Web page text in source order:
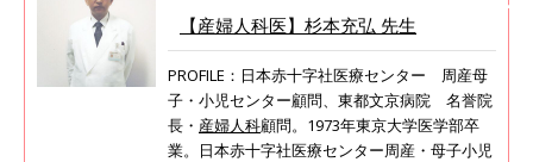
【産婦人科医】杉本充弘 先生
PROFILE：日本赤十字社医療センター 周産母
子・小児センター顧問、東都文京病院 名誉院
長・ 産婦人科顧問。1973年東京大学医学部卒
業。日本赤十字社医療センター周産・母子小児